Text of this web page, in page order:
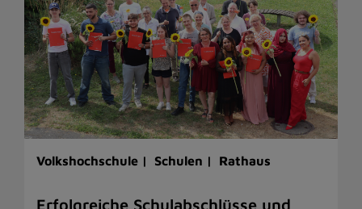
Volkshochschule | Schulen | Rathaus
Erfolgreiche Schulabschlüsse und